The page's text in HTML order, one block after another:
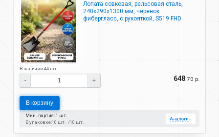
Лопата совковая, рельсовая сталь,
240х290х1300 мм, черенок
фибергласс, с рукояткой, S519 FHD
В наличии 44 шт.
- + 648 .70 р.
В корзину
Мин. партия: 1 шт.
В упаковке:10 шт. 10 шт.
Аналоги↓